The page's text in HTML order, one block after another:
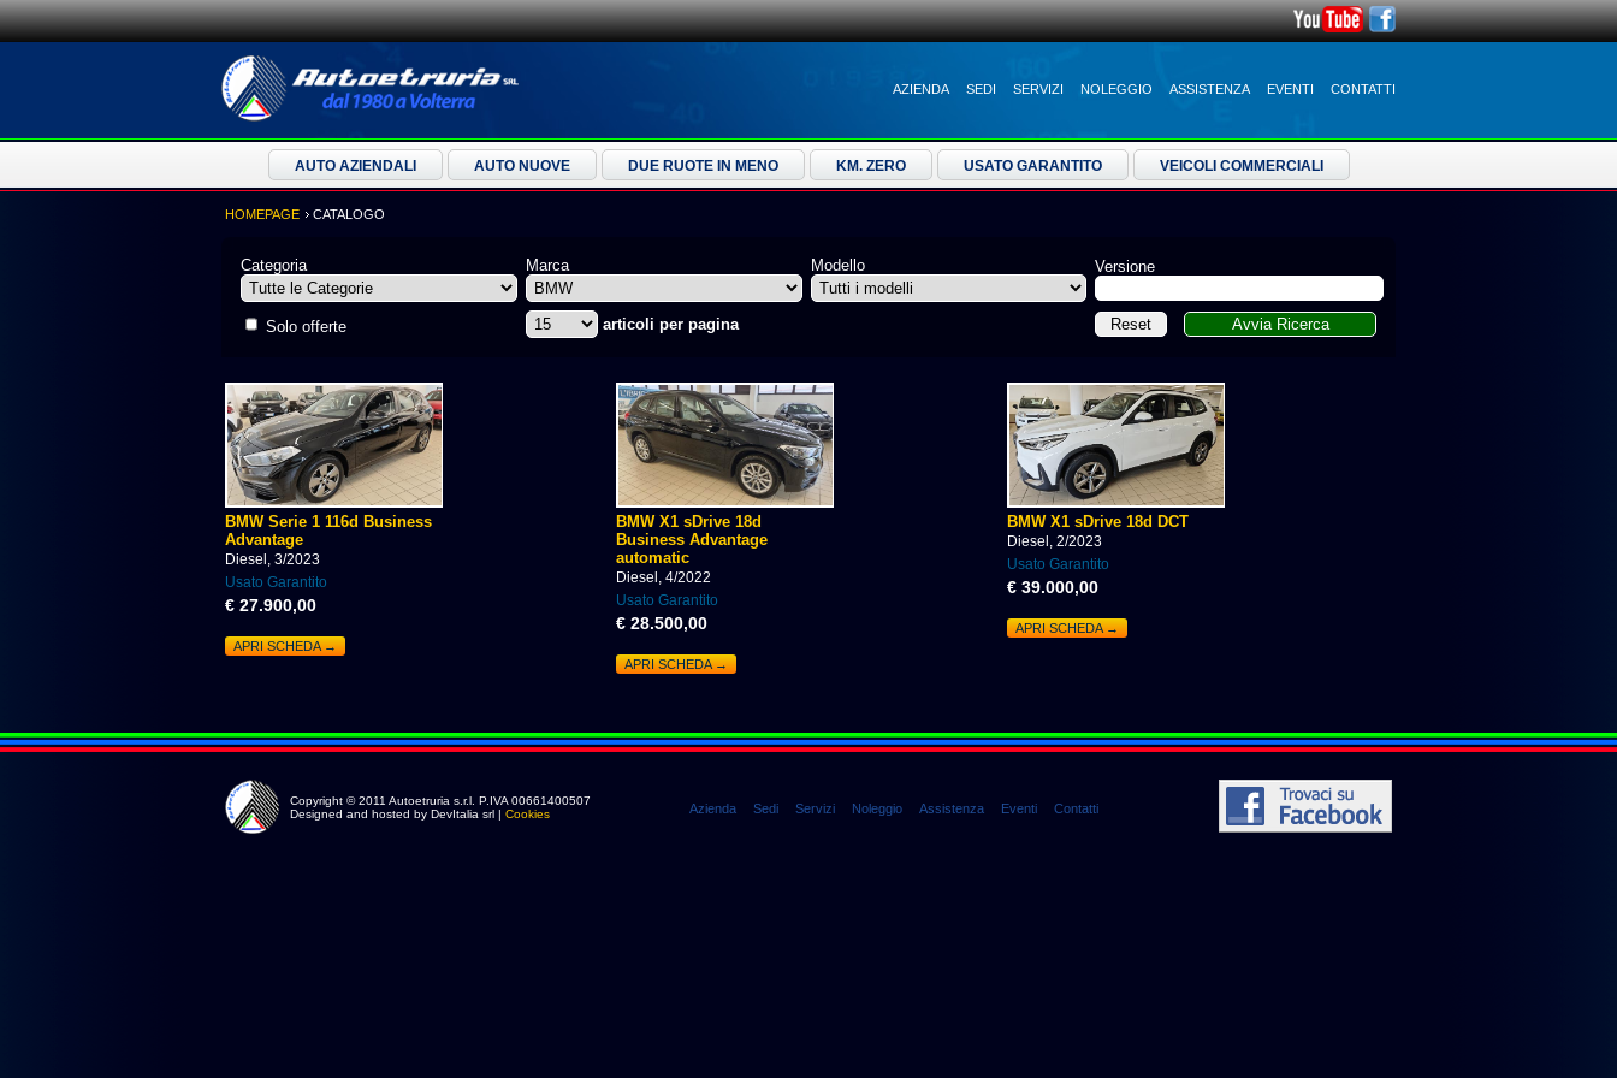
AZIENDA SEDI SERVIZI NOLEGGIO ASSISTENZA EVENTI CONTATTI
AUTO AZIENDALI AUTO NUOVE DUE RUOTE IN MENO KM. ZERO USATO GARANTITO VEICOLI COMMERCIALI
HOMEPAGE CATALOGO
Categoria Marca Modello Versione
Solo offerte articoli per pagina
BMW Serie 1 116d Business
Advantage
Diesel, 3/2023
Usato Garantito
€ 27.900,00
APRI SCHEDA →
BMW X1 sDrive 18d
Business Advantage
automatic
Diesel, 4/2022
Usato Garantito
€ 28.500,00
APRI SCHEDA →
BMW X1 sDrive 18d DCT
Diesel, 2/2023
Usato Garantito
€ 39.000,00
APRI SCHEDA →
Copyright © 2011 Autoetruria s.r.l. P.IVA 00661400507
Designed and hosted by DevItalia srl | Cookies Azienda Sedi Servizi Noleggio Assistenza Eventi Contatti